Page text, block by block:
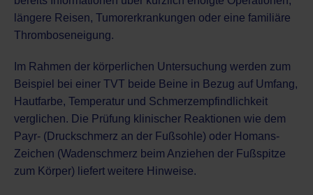
längere Reisen, Tumorerkrankungen oder eine familiäre
Thromboseneigung.
Im Rahmen der körperlichen Untersuchung werden zum
Beispiel bei einer TVT beide Beine in Bezug auf Umfang,
Hautfarbe, Temperatur und Schmerzempfindlichkeit
verglichen. Die Prüfung klinischer Reaktionen wie dem
Payr- (Druckschmerz an der Fußsohle) oder Homans-
Zeichen (Wadenschmerz beim Anziehen der Fußspitze
zum Körper) liefert weitere Hinweise.